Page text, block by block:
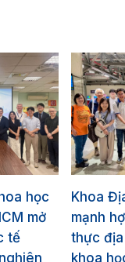
học
mở
tế
Khoa
mạnh
thực
khoa